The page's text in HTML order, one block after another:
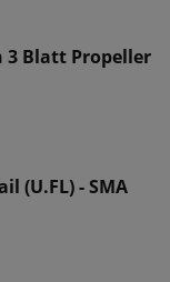
3 Blatt Propeller
(U.FL) - SMA